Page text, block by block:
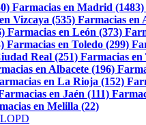
Farmacias en Madrid (1483)
Vizcaya (535) Farmacias en
Farmacias en León (373)
Farmacias en Toledo (299)
Real (251) Farmacias
en Albacete (196)
en La Rioja (152)
en Jaén (111)
en Melilla (22)